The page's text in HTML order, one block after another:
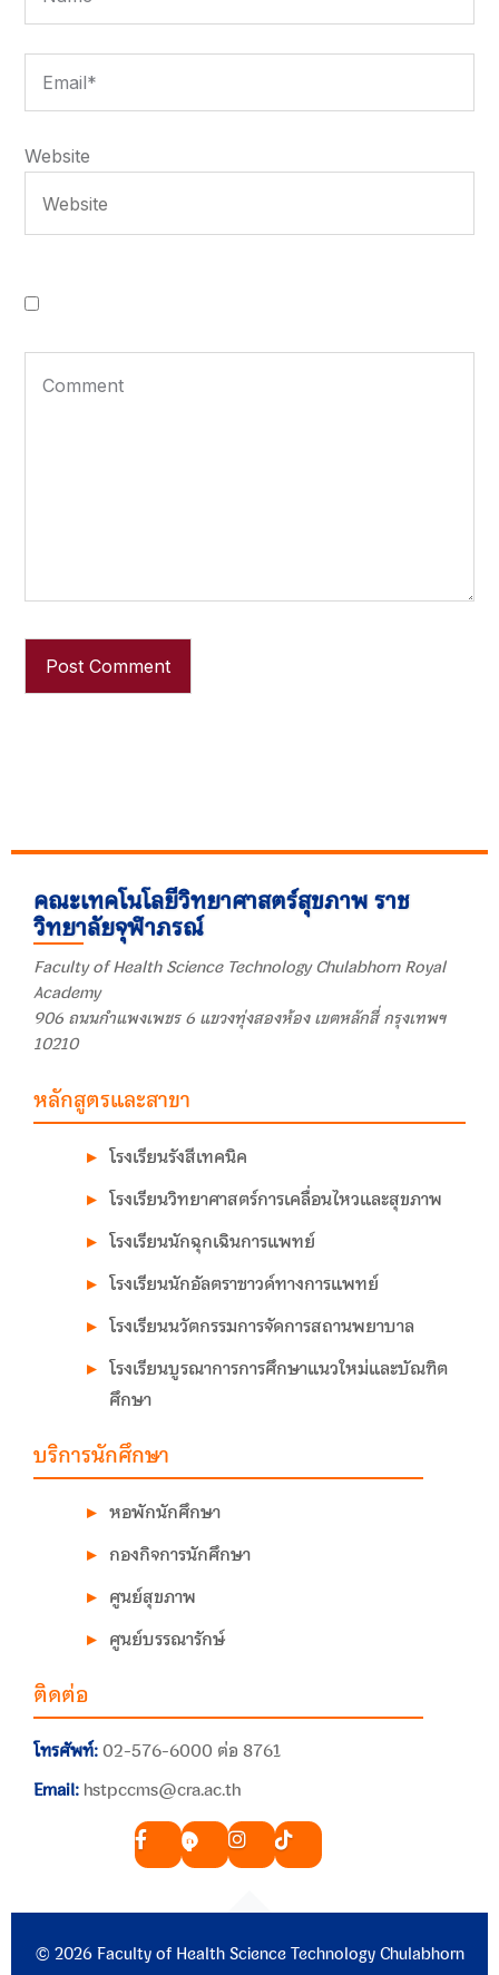
Website
คณะเทคโนโลยีวิทยาศาสตร์สุขภาพ ราช
วิทยาลัยจุฬาภรณ์
Faculty of Health Science Technology Chulabhorn Royal
Academy
906 ถนนกำแพงเพชร 6 แขวงทุ่งสองห้อง เขตหลักสี่ กรุงเทพฯ
10210
หลักสูตรและสาขา
โรงเรียนรังสีเทคนิค
โรงเรียนวิทยาศาสตร์การเคลื่อนไหวและสุขภาพ
โรงเรียนนักฉุกเฉินการแพทย์
โรงเรียนนักอัลตราซาวด์ทางการแพทย์
โรงเรียนนวัตกรรมการจัดการสถานพยาบาล
โรงเรียนบูรณาการการศึกษาแนวใหม่และบัณฑิต
ศึกษา
บริการนักศึกษา
หอพักนักศึกษา
กองกิจการนักศึกษา
ศูนย์สุขภาพ
ศูนย์บรรณารักษ์
ติดต่อ
โทรศัพท์:02-576-6000 ต่อ 8761
Email: hstpccms@cra.ac.th
© 2026 Faculty of Health Science Technology Chulabhorn